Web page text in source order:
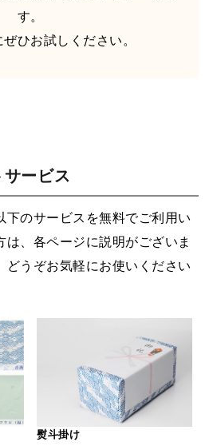
す。
ひお試しください。
ービス
下のサービスを無料でご利用い
は、各ページに説明がございま
どうぞお気軽にお使いください
熨斗掛け